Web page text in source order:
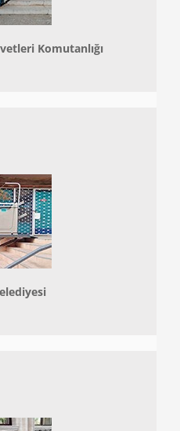
Komutanlığı